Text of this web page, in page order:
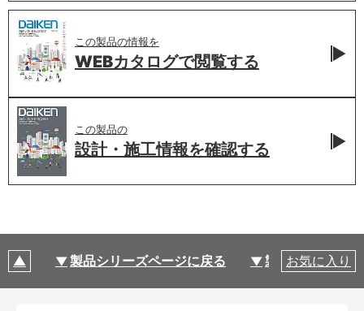
この製品の情報を
WEBカタログで閲覧する
この製品の
設計・施工情報を確認する
製品シリーズページに戻る 製品仕様
お気に入り